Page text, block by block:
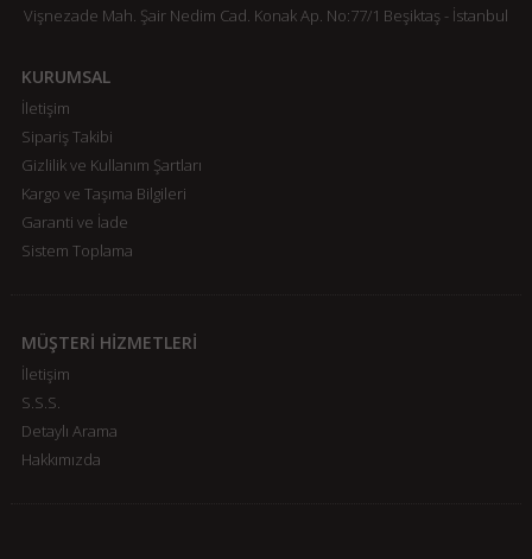
Vişnezade Mah. Şair Nedim Cad. Konak Ap. No:77/1 Beşiktaş - İstanbul
KURUMSAL
İletişim
Sipariş Takibi
Gizlilik ve Kullanım Şartları
Kargo ve Taşıma Bilgileri
Garanti ve İade
Sistem Toplama
MÜŞTERİ HİZMETLERİ
İletişim
S.S.S.
Detaylı Arama
Hakkımızda